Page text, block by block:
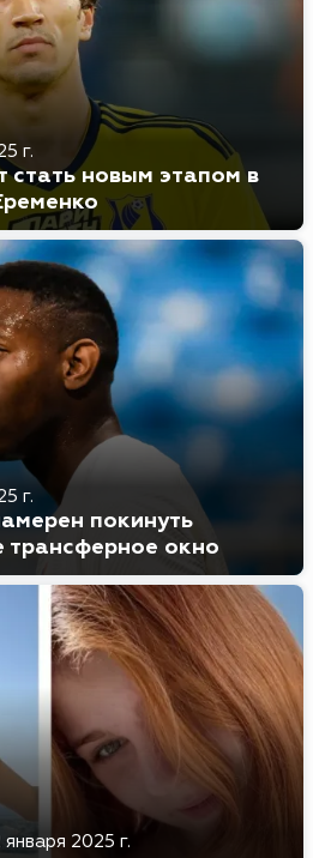
г.
новым этапом в
г.
покинуть
трансферное окно
января 2025 г.